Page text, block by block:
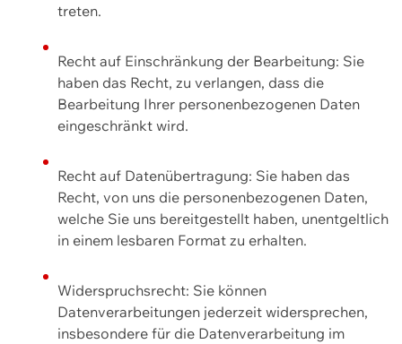
treten.
Recht auf Einschränkung der Bearbeitung: Sie
haben das Recht, zu verlangen, dass die
Bearbeitung Ihrer personenbezogenen Daten
eingeschränkt wird.
Recht auf Datenübertragung: Sie haben das
Recht, von uns die personenbezogenen Daten,
welche Sie uns bereitgestellt haben, unentgeltlich
in einem lesbaren Format zu erhalten.
Widerspruchsrecht: Sie können
Datenverarbeitungen jederzeit widersprechen,
insbesondere für die Datenverarbeitung im